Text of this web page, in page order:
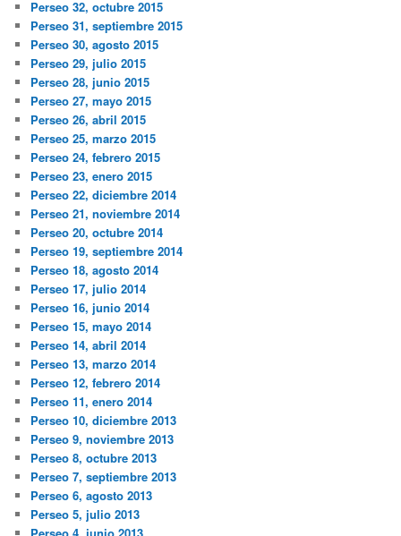
Perseo 32, octubre 2015
Perseo 31, septiembre 2015
Perseo 30, agosto 2015
Perseo 29, julio 2015
Perseo 28, junio 2015
Perseo 27, mayo 2015
Perseo 26, abril 2015
Perseo 25, marzo 2015
Perseo 24, febrero 2015
Perseo 23, enero 2015
Perseo 22, diciembre 2014
Perseo 21, noviembre 2014
Perseo 20, octubre 2014
Perseo 19, septiembre 2014
Perseo 18, agosto 2014
Perseo 17, julio 2014
Perseo 16, junio 2014
Perseo 15, mayo 2014
Perseo 14, abril 2014
Perseo 13, marzo 2014
Perseo 12, febrero 2014
Perseo 11, enero 2014
Perseo 10, diciembre 2013
Perseo 9, noviembre 2013
Perseo 8, octubre 2013
Perseo 7, septiembre 2013
Perseo 6, agosto 2013
Perseo 5, julio 2013